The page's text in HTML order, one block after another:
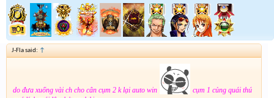
J-Fla said: ↑
do đưa xuống vài ch cho cân cụm 2 k lại auto win
cụm 1 củng quái thú